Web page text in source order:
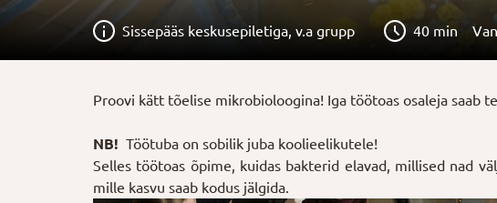
Sissepääs keskusepiletiga, v.a grupp 40 min
Proovi kätt tõelise mikrobioloogina! Iga töötoas osaleja saab
NB! Töötuba on sobilik juba koolieelikutele!
Selles töötoas õpime, kuidas bakterid elavad, millised nad
mille kasvu saab kodus jälgida.